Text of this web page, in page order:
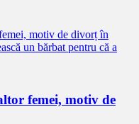
femei, motiv de